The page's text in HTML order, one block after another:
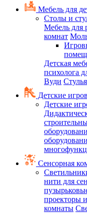
Мебель для
Столы и
Мебель для
комнат
Детская
психолога
Вуди
Детские
Детские
Сенсорная
нити для
проекторы
комнаты